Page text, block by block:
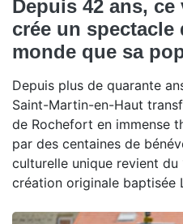
Depuis 42 ans,
crée un
monde que sa
Depuis plus de quarante
Saint-Martin-en-Haut
de Rochefort en immense
par des centaines de
culturelle unique revient du
création originale baptisée